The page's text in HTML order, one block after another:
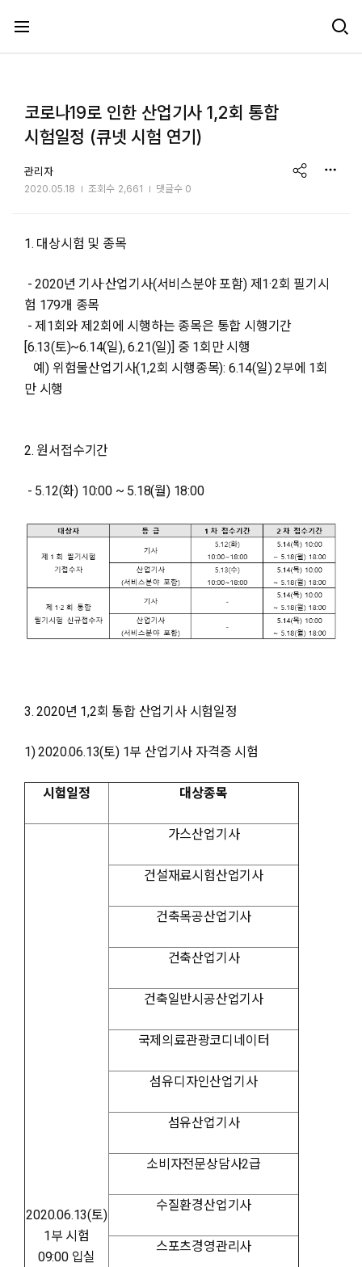
코로나19로 인한 산업기사 1,2회 통합
시험일정 (큐넷 시험 연기)
관리자
2020.05.18 조회수 2,661 댓글수 0
share
1. 대상시험 및 종목
- 2020년 기사·산업기사(서비스분야 포함) 제1·2회 필기시
험 179개 종목
- 제1회와 제2회에 시행하는 종목은 통합 시행기간
[6.13(토)~6.14(일), 6.21(일)] 중 1회만 시행
예) 위험물산업기사(1,2회 시행종목): 6.14(일) 2부에 1회
만 시행
2. 원서접수기간
- 5.12(화) 10:00 ~ 5.18(월) 18:00
3. 2020년 1,2회 통합 산업기사 시험일정
1) 2020.06.13(토) 1부 산업기사 자격증 시험
시험일정 대상종목
2020.06.13(토)
1부 시험
09:00 입실
가스산업기사
건설재료시험산업기사
건축목공산업기사
건축산업기사
건축일반시공산업기사
국제의료관광코디네이터
섬유디자인산업기사
섬유산업기사
소비자전문상담사2급
수질환경산업기사
스포츠경영관리사